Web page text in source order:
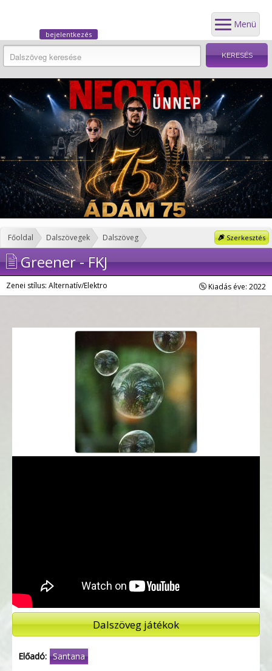
Menü
bejelentkezés
Szerkesztés
Főoldal Dalszövegek Dalszöveg
Greener - FKJ
Zenei stílus: Alternatív/Elektro Kiadás éve: 2022
Dalszöveg játékok
Előadó: Santana